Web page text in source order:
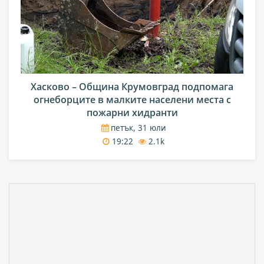
Хасково – Община Крумовград подпомага
огнеборците в малките населени места с
пожарни хидранти
петък, 31 юли
19:22
2.1k